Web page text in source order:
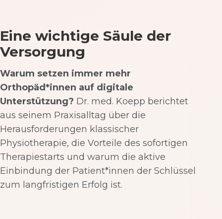
Eine wichtige Säule der
Versorgung
Warum setzen immer mehr
Orthopäd*innen auf digitale
Unterstützung? Dr. med. Koepp berichtet
aus seinem Praxisalltag über die
Herausforderungen klassischer
Physiotherapie, die Vorteile des sofortigen
Therapiestarts und warum die aktive
Einbindung der Patient*innen der Schlüssel
zum langfristigen Erfolg ist.